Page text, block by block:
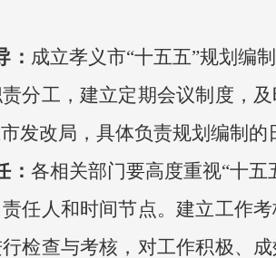
： 成立孝义市“十五五”规划编
分工，建立定期会议制度，
发改局，具体负责规划编制
： 各相关部门要高度重视“十
任人和时间节点。建立工作
检查与考核，对工作积极、